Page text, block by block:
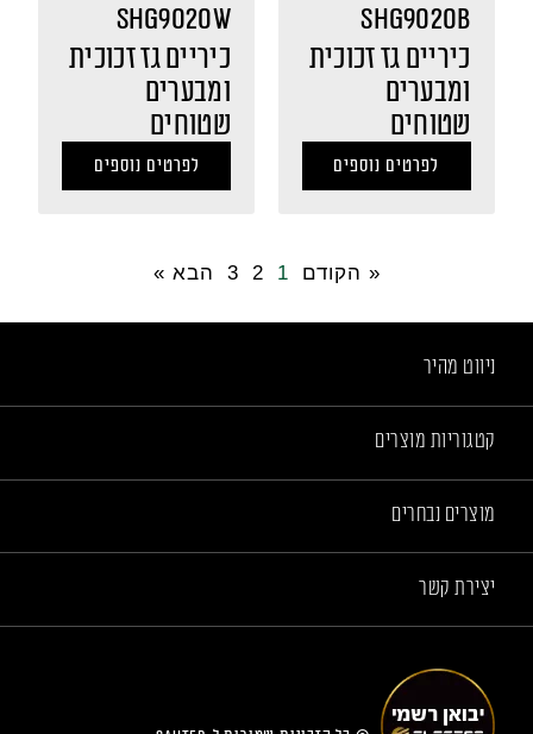
SHG9020B
כיריים גז זכוכית
ומבערים
שטוחים
לפרטים נוספים
SHG9020W
כיריים גז זכוכית
ומבערים
שטוחים
לפרטים נוספים
« הקודם 1
2
3 הבא »
ניווט מהיר
קטגוריות מוצרים
מוצרים נבחרים
יצירת קשר